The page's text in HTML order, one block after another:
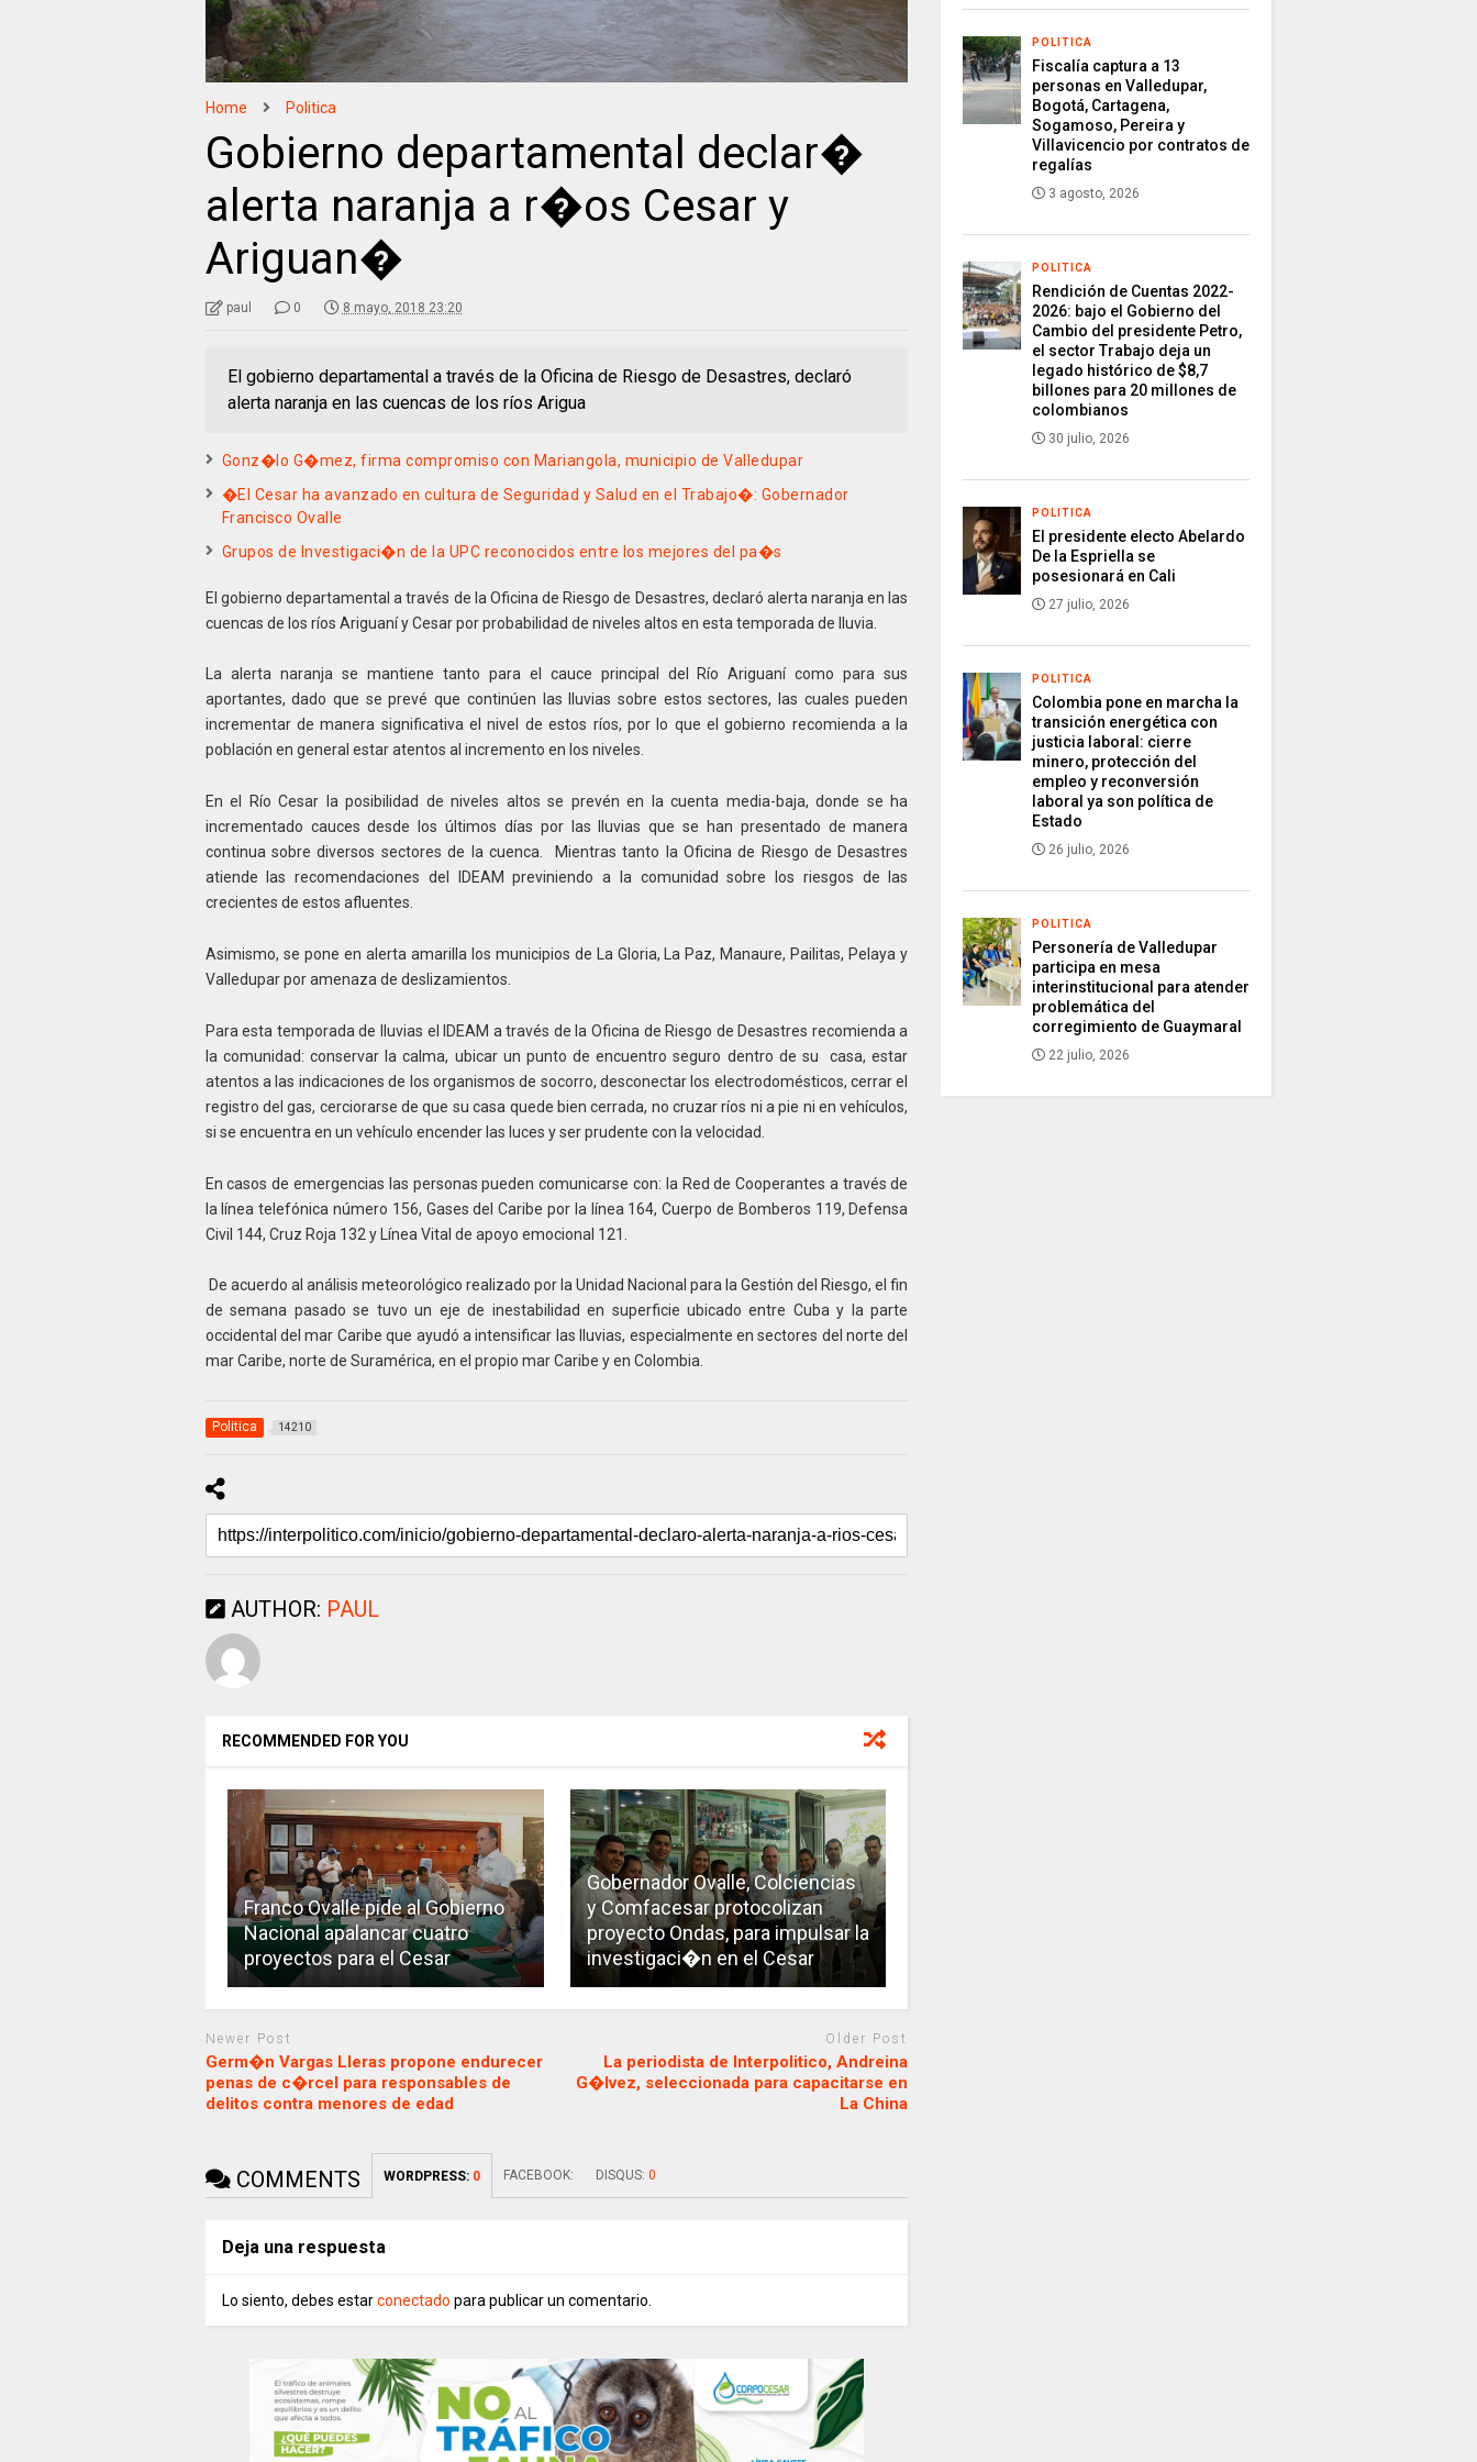
Home Politica
Gobierno departamental declar�
alerta naranja a r�os Cesar y
Ariguan�
paul 0 8 mayo, 2018 23:20
El gobierno departamental a través de la Oficina de Riesgo de Desastres, declaró
alerta naranja en las cuencas de los ríos Arigua
Gonz�lo G�mez, firma compromiso con Mariangola, municipio de Valledupar
�El Cesar ha avanzado en cultura de Seguridad y Salud en el Trabajo�: Gobernador
Francisco Ovalle
Grupos de Investigaci�n de la UPC reconocidos entre los mejores del pa�s
El gobierno departamental a través de la Oficina de Riesgo de Desastres, declaró alerta naranja en las
cuencas de los ríos Ariguaní y Cesar por probabilidad de niveles altos en esta temporada de lluvia.
La alerta naranja se mantiene tanto para el cauce principal del Río Ariguaní como para sus
aportantes, dado que se prevé que continúen las lluvias sobre estos sectores, las cuales pueden
incrementar de manera significativa el nivel de estos ríos, por lo que el gobierno recomienda a la
población en general estar atentos al incremento en los niveles.
En el Río Cesar la posibilidad de niveles altos se prevén en la cuenta media-baja, donde se ha
incrementado cauces desde los últimos días por las lluvias que se han presentado de manera
continua sobre diversos sectores de la cuenca. Mientras tanto la Oficina de Riesgo de Desastres
atiende las recomendaciones del IDEAM previniendo a la comunidad sobre los riesgos de las
crecientes de estos afluentes.
Asimismo, se pone en alerta amarilla los municipios de La Gloria, La Paz, Manaure, Pailitas, Pelaya y
Valledupar por amenaza de deslizamientos.
Para esta temporada de lluvias el IDEAM a través de la Oficina de Riesgo de Desastres recomienda a
la comunidad: conservar la calma, ubicar un punto de encuentro seguro dentro de su casa, estar
atentos a las indicaciones de los organismos de socorro, desconectar los electrodomésticos, cerrar el
registro del gas, cerciorarse de que su casa quede bien cerrada, no cruzar ríos ni a pie ni en vehículos,
si se encuentra en un vehículo encender las luces y ser prudente con la velocidad.
En casos de emergencias las personas pueden comunicarse con: la Red de Cooperantes a través de
la línea telefónica número 156, Gases del Caribe por la línea 164, Cuerpo de Bomberos 119, Defensa
Civil 144, Cruz Roja 132 y Línea Vital de apoyo emocional 121.
De acuerdo al análisis meteorológico realizado por la Unidad Nacional para la Gestión del Riesgo, el fin
de semana pasado se tuvo un eje de inestabilidad en superficie ubicado entre Cuba y la parte
occidental del mar Caribe que ayudó a intensificar las lluvias, especialmente en sectores del norte del
mar Caribe, norte de Suramérica, en el propio mar Caribe y en Colombia.
Politica 14210
AUTHOR: PAUL
RECOMMENDED FOR YOU
Franco Ovalle pide al Gobierno
Nacional apalancar cuatro
proyectos para el Cesar
Gobernador Ovalle, Colciencias
y Comfacesar protocolizan
proyecto Ondas, para impulsar la
investigaci�n en el Cesar
Newer Post
Germ�n Vargas Lleras propone endurecer
penas de c�rcel para responsables de
delitos contra menores de edad
Older Post
La periodista de Interpolitico, Andreina
G�lvez, seleccionada para capacitarse en
La China
COMMENTS WORDPRESS: 0 FACEBOOK: DISQUS: 0
Deja una respuesta
Lo siento, debes estarconectado para publicar un comentario.
POLITICA
Fiscalía captura a 13
personas en Valledupar,
Bogotá, Cartagena,
Sogamoso, Pereira y
Villavicencio por contratos de
regalías
3 agosto, 2026
POLITICA
Rendición de Cuentas 2022-
2026: bajo el Gobierno del
Cambio del presidente Petro,
el sector Trabajo deja un
legado histórico de $8,7
billones para 20 millones de
colombianos
30 julio, 2026
POLITICA
El presidente electo Abelardo
De la Espriella se
posesionará en Cali
27 julio, 2026
POLITICA
Colombia pone en marcha la
transición energética con
justicia laboral: cierre
minero, protección del
empleo y reconversión
laboral ya son política de
Estado
26 julio, 2026
POLITICA
Personería de Valledupar
participa en mesa
interinstitucional para atender
problemática del
corregimiento de Guaymaral
22 julio, 2026